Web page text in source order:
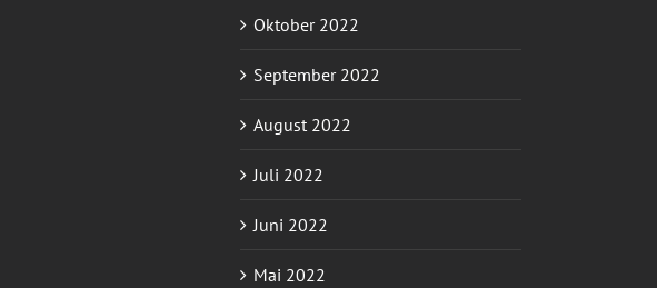
Oktober 2022
September 2022
August 2022
Juli 2022
Juni 2022
Mai 2022